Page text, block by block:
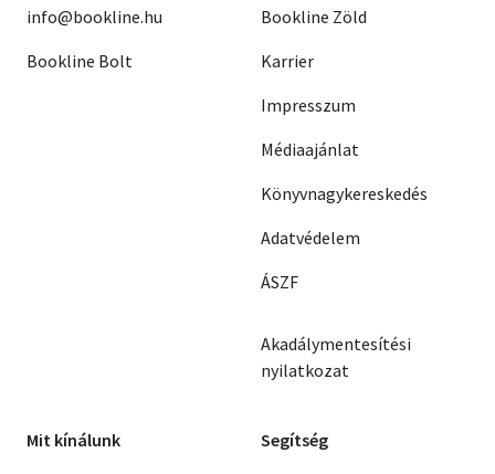
info@bookline.hu
Bookline Bolt
Bookline Zöld
Karrier
Impresszum
Médiaajánlat
Könyvnagykereskedés
Adatvédelem
ÁSZF
Akadálymentesítési
nyilatkozat
Mit kínálunk Segítség